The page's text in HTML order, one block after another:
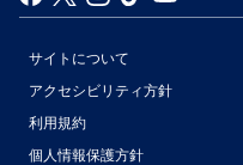
サイトについて
アクセシビリティ方針
利用規約
個人情報保護方針